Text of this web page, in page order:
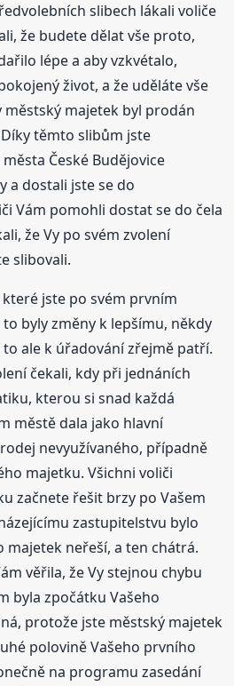
slibech lákali voliče
že budete dělat vše proto,
lépe a aby vzkvétalo,
život, a že uděláte vše
městský majetek byl prodán
těmto slibům jste
České Budějovice
a dostali jste se do
Vám pomohli dostat se do čela
že Vy po svém zvolení
slibovali.
jste po svém prvním
byly změny k lepšímu, někdy
ale k úřadování zřejmě patří.
čekali, kdy při jednáních
kterou si snad každá
městě dala jako hlavní
nevyužívaného, případně
majetku. Všichni voliči
začnete řešit brzy po Vašem
zastupitelstvu bylo
majetek neřeší, a ten chátrá.
věřila, že Vy stejnou chybu
byla zpočátku Vašeho
protože jste městský majetek
polovině Vašeho prvního
na programu zasedání